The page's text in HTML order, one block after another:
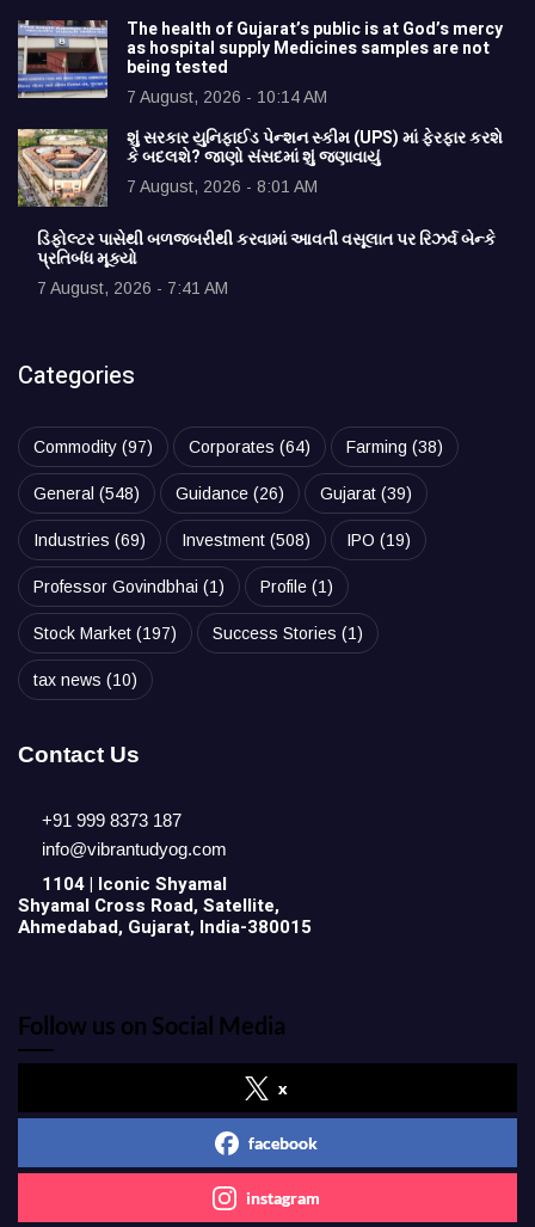
The health of Gujarat’s public is at God’s mercy
as hospital supply Medicines samples are not
being tested
7 August, 2026 - 10:14 AM
શું સરકાર યુનિફાઈડ પેન્શન સ્કીમ (UPS) માં ફેરફાર કરશે
કે બદલશે? જાણો સંસદમાં શું જણાવાયું
7 August, 2026 - 8:01 AM
ડિફોલ્ટર પાસેથી બળજબરીથી કરવામાં આવતી વસૂલાત પર રિઝર્વ બેન્કે
પ્રતિબંધ મૂક્યો
7 August, 2026 - 7:41 AM
Categories
Commodity (97) Corporates (64) Farming (38)
General (548) Guidance (26) Gujarat (39)
Industries (69) Investment (508) IPO (19)
Professor Govindbhai (1) Profile (1)
Stock Market (197) Success Stories (1)
tax news (10)
Contact Us
+91 999 8373 187
info@vibrantudyog.com
1104 | Iconic Shyamal
Shyamal Cross Road, Satellite,
Ahmedabad, Gujarat, India-380015
Follow us on Social Media
x
facebook
instagram